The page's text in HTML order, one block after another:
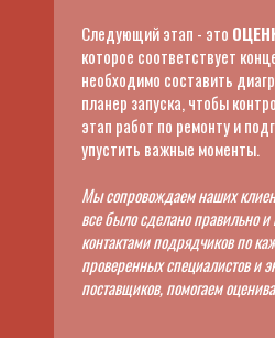
Следующий этап - это
которое соответствует
необходимо составить
планер запуска, чтобы
этап работ по ремонту и
упустить важные моменты.
Мы сопровождаем наших
все было сделано правильно
контактами подрядчиков по
проверенных специалистов и
поставщиков, помогаем
Эксперт в построении прибыльного
бизнеса, даже в условиях минимального
Знает все о стратегическом маркетинге:
сделать так, чтоб у вас покупали?
Опыт собственного бизнеса: в
построила сеть кондитерских-кофеен
Анастасия Ширейко